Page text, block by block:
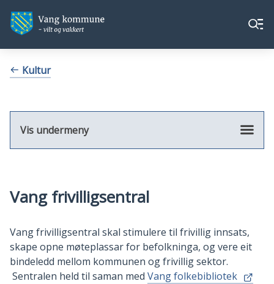
Vang
kommune
Vang
kommune
Meny
Du Kultur
Vis undermeny
Vang frivilligsentral
Vang frivilligsentral skal stimulere til frivillig innsats,
skape opne møteplassar for befolkninga, og vere eit
bindeledd mellom kommunen og frivillig sektor.
Sentralen held til saman med Vang folkebibliotek